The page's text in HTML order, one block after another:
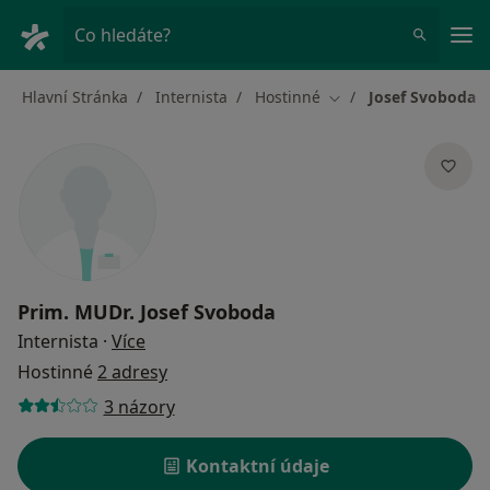
Co hledáte?
Hlavní Stránka Internista Hostinné Změna města
Josef Svoboda
Prim. MUDr. Josef Svoboda
Internista · Více
Hostinné 2 adresy
3 názory
Kontaktní údaje